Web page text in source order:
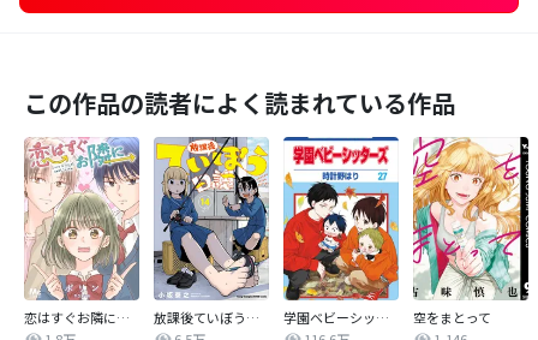
この作品の読者によく読まれている作品
恋はすぐお隣に【タテヨミ】
放課後ていぼう日誌
学園ベビーシッターズ
空をまとって